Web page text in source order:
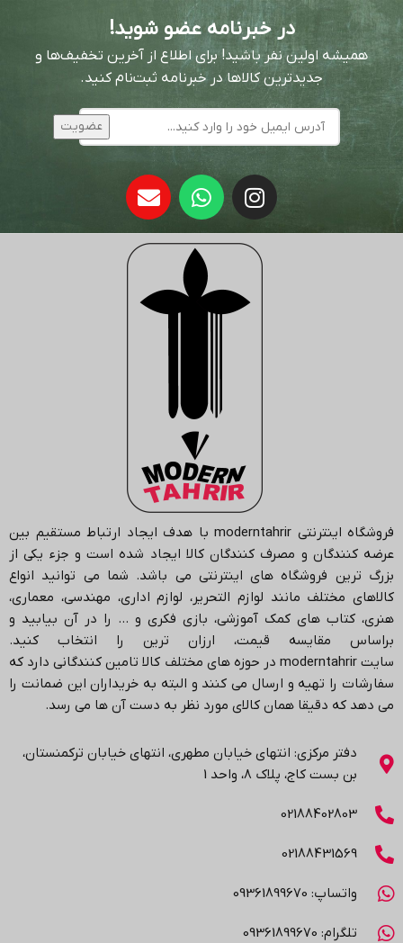
در خبرنامه عضو شوید!
همیشه اولین نفر باشید! برای اطلاع از آخرین تخفیف‌ها و
جدیدترین کالاها در خبرنامه ثبت‌نام کنید.
فروشگاه اینترنتی moderntahrir با هدف ایجاد ارتباط مستقیم بین
عرضه کنندگان و مصرف کنندگان کالا ایجاد شده است و جزء یکی از
بزرگ ترین فروشگاه های اینترنتی می باشد. شما می توانید انواع
کالاهای مختلف مانند لوازم التحریر، لوازم اداری، مهندسی، معماری،
هنری، کتاب های کمک آموزشی، بازی فکری و … را در آن بیابید و
براساس مقایسه قیمت، ارزان ترین را انتخاب کنید.
سایتmoderntahrir در حوزه های مختلف کالا تامین کنندگانی دارد که
سفارشات را تهیه و ارسال می کنند و البته به خریداران این ضمانت را
می دهد که دقیقا همان کالای مورد نظر به دست آن ها می رسد.
دفتر مرکزی: انتهاي خیابان مطهری، انتهاي خیابان ترکمنستان،
بن بست کاج، پلاک ۸، واحد 1
02188402803
02188431569
واتساپ: 09361899670
تلگرام: 09361899670